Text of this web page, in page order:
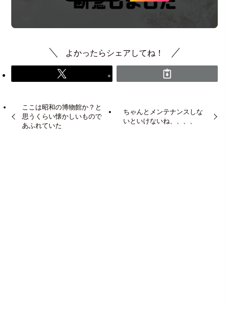
よかったらシェアしてね！
ここは昭和の博物館か？と
思うくらい懐かしいもので
あふれていた
ちゃんとメンテナンスしな
いといけないね、、、、